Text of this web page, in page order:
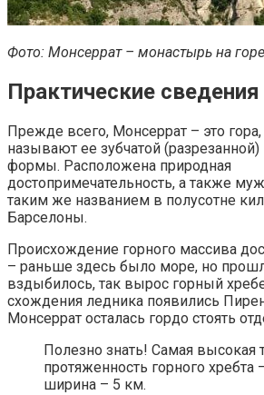
Фото: Монсеррат – монастырь на горе
Практические сведения
Прежде всего, Монсеррат – это
называют ее зубчатой
формы. Расположена природная
достопримечательность, а также
таким же названием в полусотне
Барселоны.
Происхождение горного массива
– раньше здесь было море, но
вздыбилось, так вырос горный
схождения ледника появились
Монсеррат осталась гордо стоять
Полезно знать! Самая высокая
протяженность горного хребта
ширина – 5 км.